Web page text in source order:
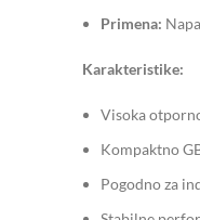
Primena:
Karakteristike:
Visoka
Kompaktno
Pogodno za